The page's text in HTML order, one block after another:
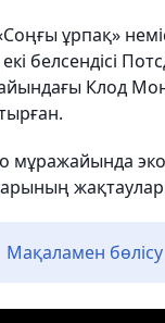
ұрпақ»
белсендісі
Клод
Мақаламен бөлісу